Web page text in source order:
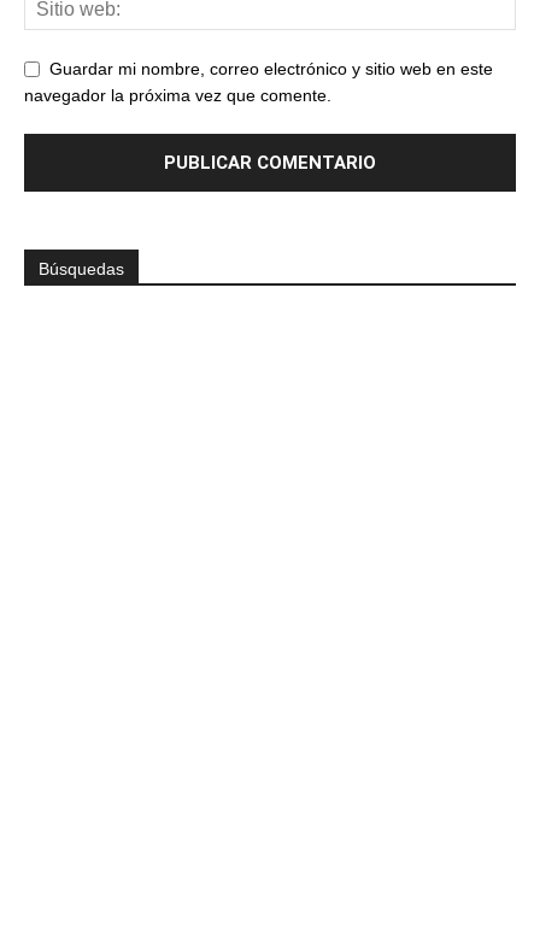
Guardar mi nombre, correo electrónico y sitio web en este
navegador la próxima vez que comente.
Búsquedas